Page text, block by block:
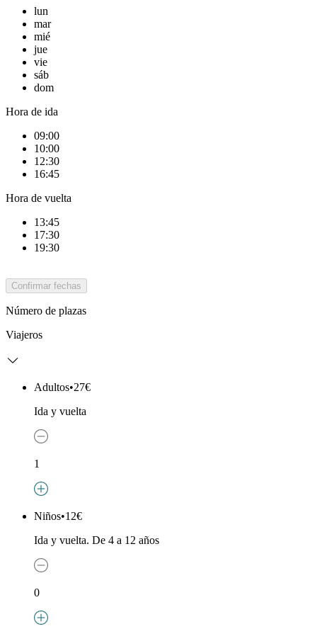
lun
mar
mié
jue
vie
sáb
dom
Hora de ida
09:00
10:00
12:30
16:45
Hora de vuelta
13:45
17:30
19:30
Confirmar fechas
Número de plazas
Viajeros
Adultos•27€
Ida y vuelta
1
Niños•12€
Ida y vuelta. De 4 a 12 años
0